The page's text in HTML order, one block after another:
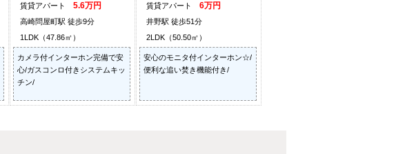
賃貸アパート 5.6万円
高崎問屋町駅 徒歩9分
1LDK（47.86㎡）
カメラ付インターホン完備で安
心/ガスコンロ付きシステムキッ
チン/
賃貸アパート 6万円
井野駅 徒歩51分
2LDK（50.50㎡）
安心のモニタ付インターホン☆/
便利な追い焚き機能付き/